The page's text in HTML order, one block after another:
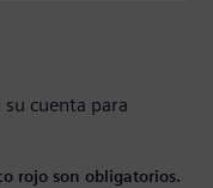
su cuenta para
rojo son obligatorios.